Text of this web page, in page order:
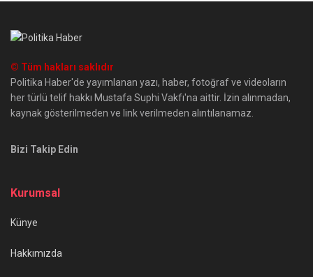
© Tüm hakları saklıdır
Politika Haber'de yayımlanan yazı, haber, fotoğraf ve videoların
her türlü telif hakkı Mustafa Suphi Vakfı'na aittir. İzin alınmadan,
kaynak gösterilmeden ve link verilmeden alıntılanamaz.
Bizi Takip Edin
Kurumsal
Künye
Hakkımızda